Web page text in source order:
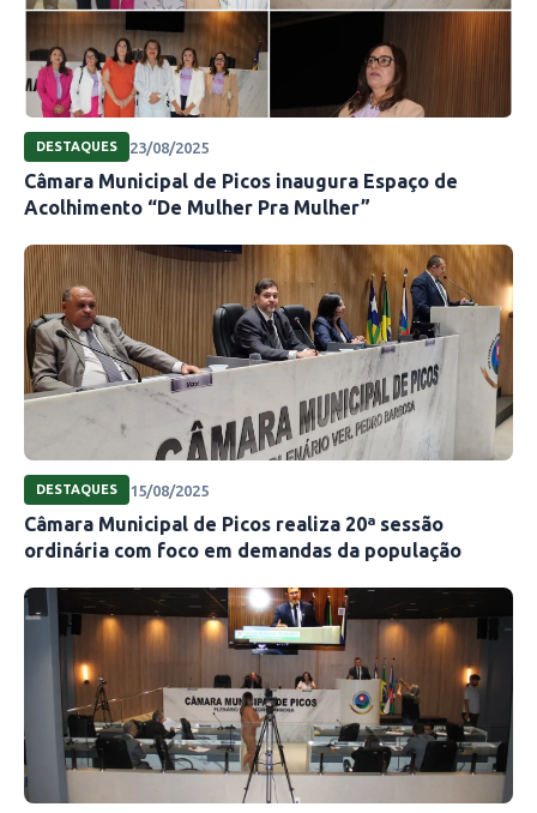
DESTAQUES 23/08/2025
Câmara Municipal de Picos inaugura Espaço de
Acolhimento “De Mulher Pra Mulher”
DESTAQUES 15/08/2025
Câmara Municipal de Picos realiza 20ª sessão
ordinária com foco em demandas da população